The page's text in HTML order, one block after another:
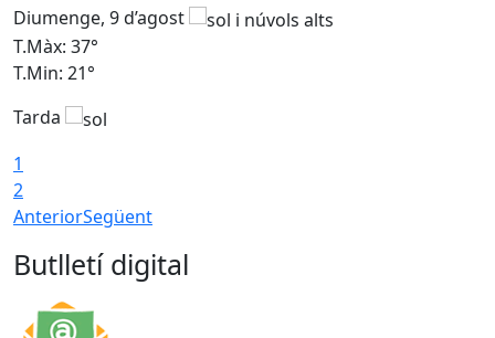
Diumenge, 9 d’agost
T.Màx: 37°
T.Min: 21°
Tarda
1
2
AnteriorSegüent
Butlletí digital